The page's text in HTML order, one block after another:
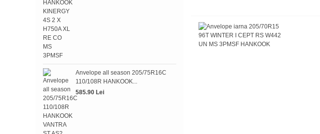
Anvelope all season 205/75R16C
110/108R HANKOOK...
585.90 Lei